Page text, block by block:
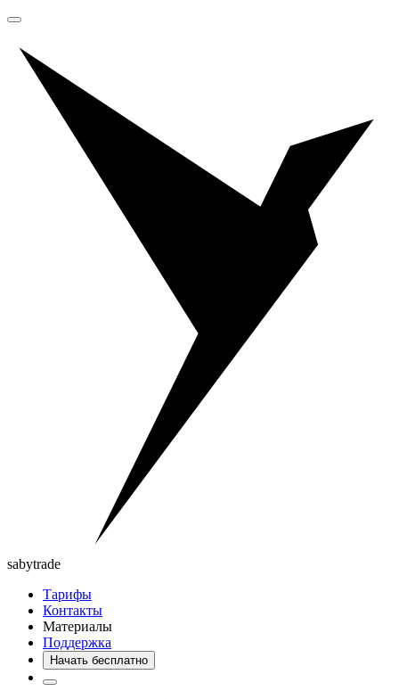
sabytrade
Тарифы
Контакты
Материалы
Поддержка
Начать бесплатно